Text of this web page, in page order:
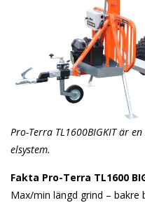
Pro-Terra TL1600BIGKIT är
elsystem.
Fakta Pro-Terra TL1600
Max/min längd grind – bakre